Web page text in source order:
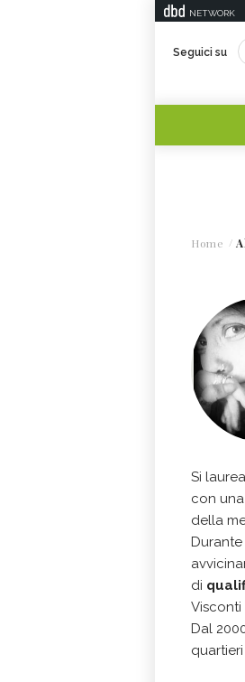
NETWORK
Seguici su
Home
Si
con
della
di
Visconti
Dal